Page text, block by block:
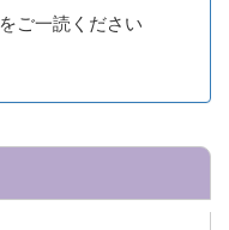
をご一読ください